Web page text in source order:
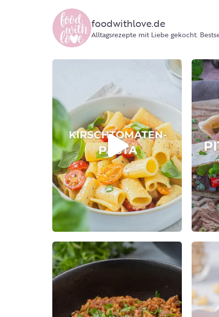
foodwithlove.de
Alltagsrezepte mit Liebe gekocht.